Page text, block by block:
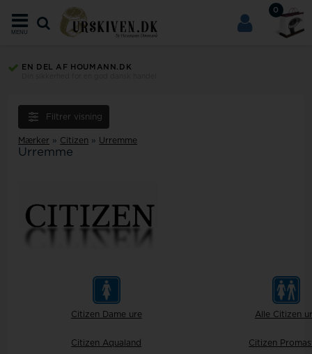
0
MENU
EN DEL AF HOUMANN.DK
Filtrer visning
Mærker » Citizen » Urremme
Urremme
Citizen Dame ure Alle Citizen
Citizen Aqualand Citizen